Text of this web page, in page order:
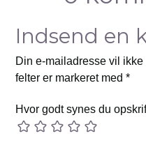
Indsend en
Din e-mailadresse vil
felter er markeret med*
Hvor godt synes du